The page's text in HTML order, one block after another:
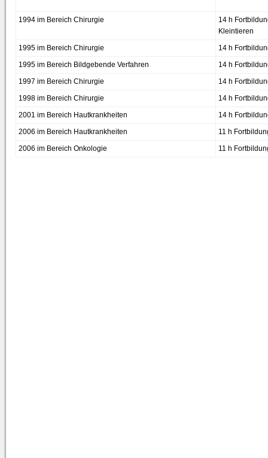
1994 im Bereich Chirurgie
14 h
Kleintieren
1995 im Bereich Chirurgie
14 h
1995 im Bereich Bildgebende Verfahren
14 h
1997 im Bereich Chirurgie
14 h
1998 im Bereich Chirurgie
14 h
2001 im Bereich Hautkrankheiten
14 h
2006 im Bereich Hautkrankheiten
11 h
2006 im Bereich Onkologie
11 h